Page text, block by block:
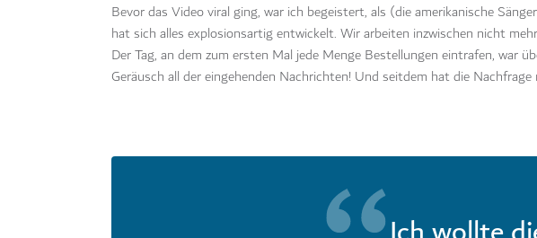
Bevor das Video viral ging, war ich begeistert, als (die amerikanische
hat sich alles explosionsartig entwickelt. Wir arbeiten inzwischen nicht
Der Tag, an dem zum ersten Mal jede Menge Bestellungen eintrafen, war
Geräusch all der eingehenden Nachrichten! Und seitdem hat die